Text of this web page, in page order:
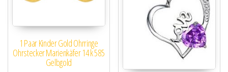
1 Paar Kinder Gold Ohrringe
Ohrstecker Marienkäfer 14 k 585
Gelbgold